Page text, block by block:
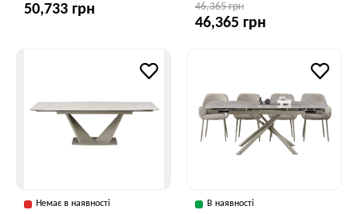
50,733 грн 46,365 грн
46,365 грн
Немає в наявності В наявності